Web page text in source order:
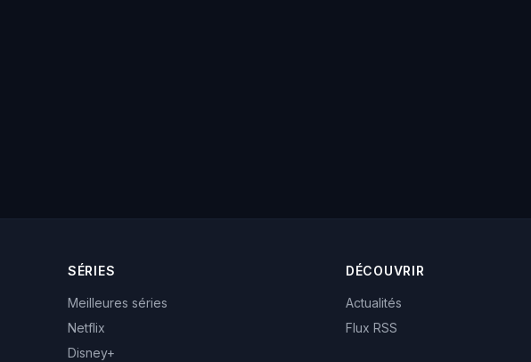
SÉRIES
Meilleures séries
Netflix
Disney+
DÉCOUVRIR
Actualités
Flux RSS